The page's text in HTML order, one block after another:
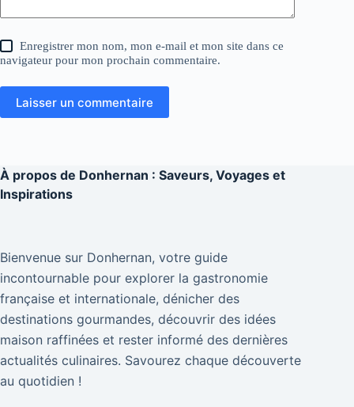
Enregistrer mon nom, mon e-mail et mon site dans ce
navigateur pour mon prochain commentaire.
Laisser un commentaire
À propos de Donhernan : Saveurs, Voyages et
Inspirations
Bienvenue sur Donhernan, votre guide
incontournable pour explorer la gastronomie
française et internationale, dénicher des
destinations gourmandes, découvrir des idées
maison raffinées et rester informé des dernières
actualités culinaires. Savourez chaque découverte
au quotidien !